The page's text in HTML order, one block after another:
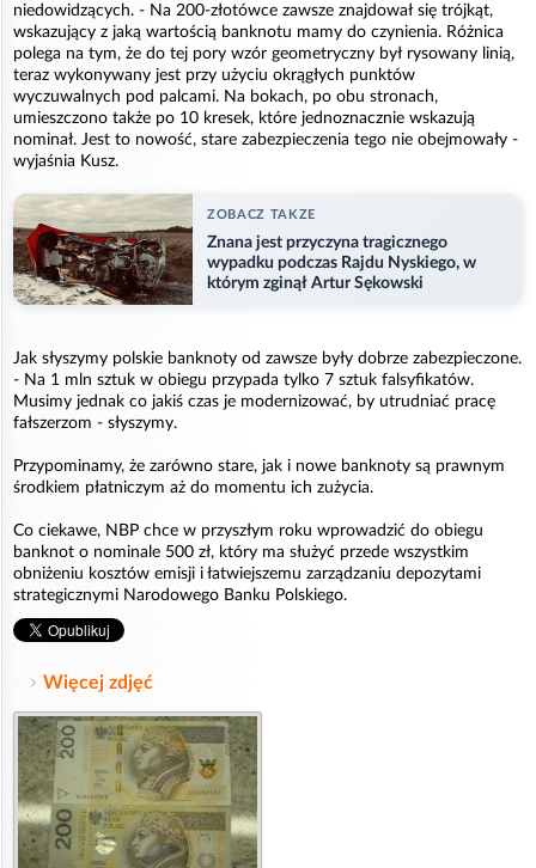
niedowidzących. - Na 200-złotówce zawsze znajdował się trójkąt,
wskazujący z jaką wartością banknotu mamy do czynienia. Różnica
polega na tym, że do tej pory wzór geometryczny był rysowany linią,
teraz wykonywany jest przy użyciu okrągłych punktów
wyczuwalnych pod palcami. Na bokach, po obu stronach,
umieszczono także po 10 kresek, które jednoznacznie wskazują
nominał. Jest to nowość, stare zabezpieczenia tego nie obejmowały -
wyjaśnia Kusz.
ZOBACZ TAKZE
Znana jest przyczyna tragicznego
wypadku podczas Rajdu Nyskiego, w
którym zginął Artur Sękowski
Jak słyszymy polskie banknoty od zawsze były dobrze zabezpieczone.
- Na 1 mln sztuk w obiegu przypada tylko 7 sztuk falsyfikatów.
Musimy jednak co jakiś czas je modernizować, by utrudniać pracę
fałszerzom - słyszymy.
Przypominamy, że zarówno stare, jak i nowe banknoty są prawnym
środkiem płatniczym aż do momentu ich zużycia.
Co ciekawe, NBP chce w przyszłym roku wprowadzić do obiegu
banknot o nominale 500 zł, który ma służyć przede wszystkim
obniżeniu kosztów emisji i łatwiejszemu zarządzaniu depozytami
strategicznymi Narodowego Banku Polskiego.
Więcej zdjęć